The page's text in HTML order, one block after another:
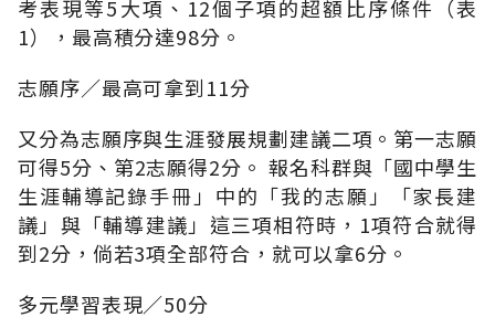
考表現等5大項、12個子項的超額比序條件（表
1），最高積分達98分。
志願序∕最高可拿到11分
又分為志願序與生涯發展規劃建議二項。第一志願
可得5分、第2志願得2分。 報名科群與「國中學生
生涯輔導記錄手冊」中的「我的志願」「家長建
議」與「輔導建議」這三項相符時，1項符合就得
到2分，倘若3項全部符合，就可以拿6分。
多元學習表現∕50分